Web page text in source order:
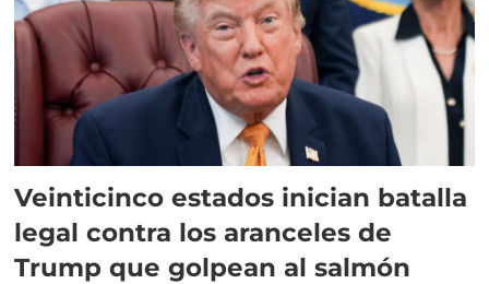
Veinticinco estados inician batalla
legal contra los aranceles de
Trump que golpean al salmón